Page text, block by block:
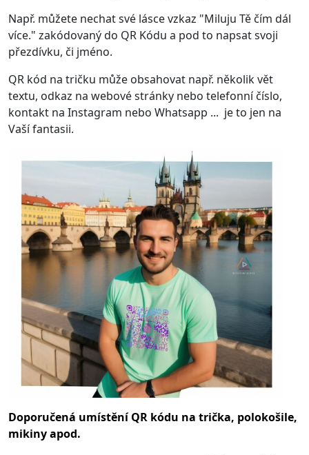
Např. můžete nechat své lásce vzkaz "Miluju Tě čím dál
více." zakódovaný do QR Kódu a pod to napsat svoji
přezdívku, či jméno.
QR kód na tričku může obsahovat např. několik vět
textu, odkaz na webové stránky nebo telefonní číslo,
kontakt na Instagram nebo Whatsapp ... je to jen na
Vaší fantasii.
Doporučená umístění QR kódu na trička, polokošile,
mikiny apod.